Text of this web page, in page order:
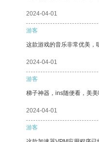
2024-04-01
游客
这款游戏的音乐非常优美，
2024-04-01
游客
梯子神器，ins随便看，美美
2024-04-01
游客